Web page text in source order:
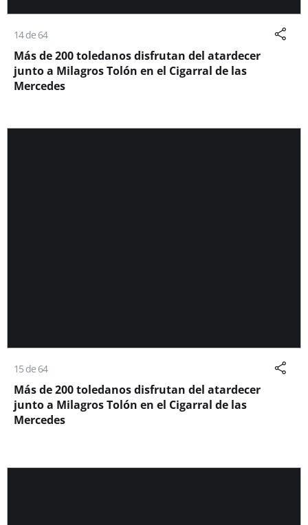
14 de 64
Más de 200 toledanos disfrutan del atardecer
junto a Milagros Tolón en el Cigarral de las
Mercedes
15 de 64
Más de 200 toledanos disfrutan del atardecer
junto a Milagros Tolón en el Cigarral de las
Mercedes